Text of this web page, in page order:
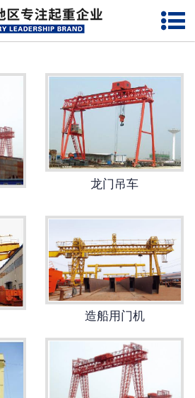
网站首页
单、双梁起重机
路桥门机
造船门机
运梁设备
门式起重机
启闭器
电动葫芦
起重机配件
龙门吊车
造船用门机